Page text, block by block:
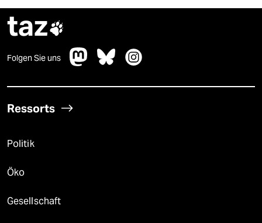
taz
Folgen Sie uns
Ressorts
Politik
Öko
Gesellschaft